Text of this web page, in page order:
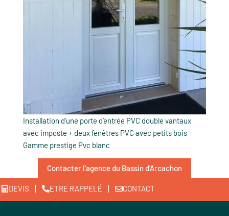
Installation d’une porte d’entrée PVC double vantaux
avec imposte + deux fenêtres PVC avec petits bois
Gamme prestige Pvc blanc
Contacter l'agence du Bassin d’Arcachon
DEVIS ETRE RAPPELÉ CONTACT